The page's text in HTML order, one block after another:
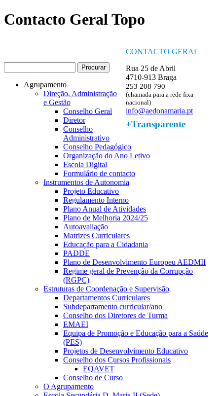
Contacto Geral Topo
CONTACTO GERAL
Rua 25 de Abril
4710-913 Braga
253 208 790
(chamada para a rede fixa
nacional)
info@aedonamaria.pt
+Transparente
Formulário de procura
Agrupamento
Direção, Administração
e Gestão
Conselho Geral
Diretor
Conselho
Administrativo
Conselho Pedagógico
Organização do Ano Letivo
Escola Digital
Formulário de contacto
Instrumentos de Autonomia
Projeto Educativo
Regulamento Interno
Plano Anual de Atividades
Plano de Melhoria 2024/25
Autoavaliação
Matrizes Curriculares
Educação para a Cidadania
PADDE
Plano de Desenvolvimento Europeu AEDMII
Regime geral de Prevenção da Corrupção
(RGPC)
Estruturas de Coordenação e Supervisão
Departamentos Curriculares
Subdepartamento curricular/ano
Conselho dos Diretores de Turma
EMAEI
Equipa de Promoção e Educação para a Saúde
(PES)
Projetos de Desenvolvimento Educativo
Conselho dos Cursos Profissionais
EQAVET
Conselho de Curso
O Agrupamento